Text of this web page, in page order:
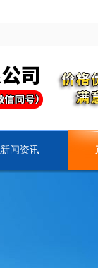
新闻资讯